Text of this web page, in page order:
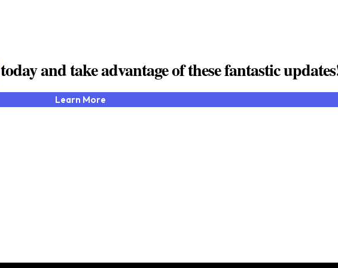
today and take advantage of these fantastic
Learn More